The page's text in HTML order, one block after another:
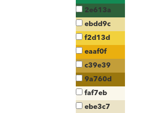
2e613a
ebdd9c
f2d13d
eaaf0f
c39e39
9a760d
faf7eb
ebe3c7